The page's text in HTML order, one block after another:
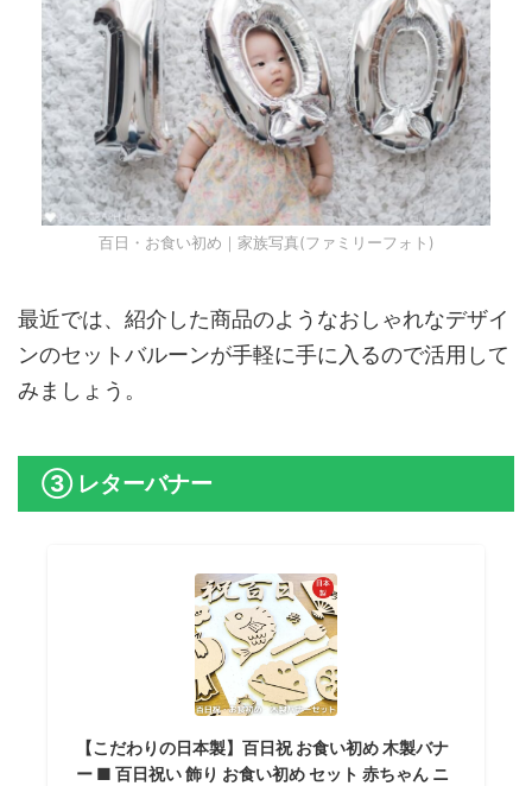
百日・お食い初め｜家族写真(ファミリーフォト)
最近では、紹介した商品のようなおしゃれなデザイ
ンのセットバルーンが手軽に手に入るので活用して
みましょう。
③ レターバナー
【こだわりの日本製】百日祝 お食い初め 木製バナ
ー ■ 百日祝い 飾り お食い初め セット 赤ちゃん ニ